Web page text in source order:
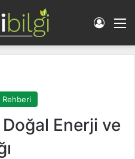
Giriş
Rehberi
Enerji ve